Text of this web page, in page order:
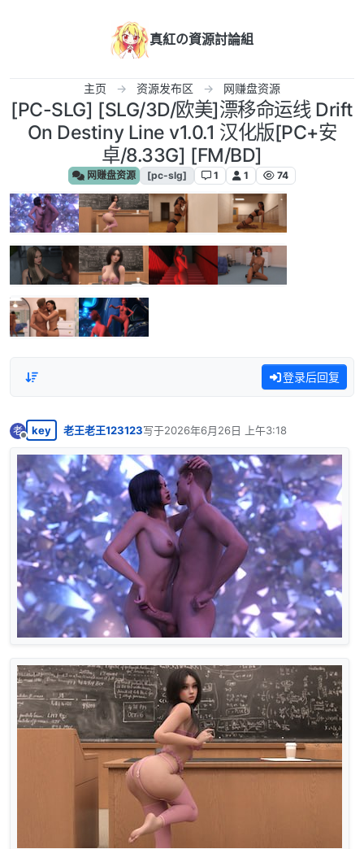
真紅の資源討論組
主页 资源发布区 网赚盘资源
[PC-SLG] [SLG/3D/欧美]漂移命运线 Drift
On Destiny Line v1.0.1 汉化版[PC+安
卓/8.33G] [FM/BD]
网赚盘资源 [pc-slg] 1 1 74
登录后回复
老
离线
key 老王老王123123写于2026年6月26日 上午3:18
最后由 编辑